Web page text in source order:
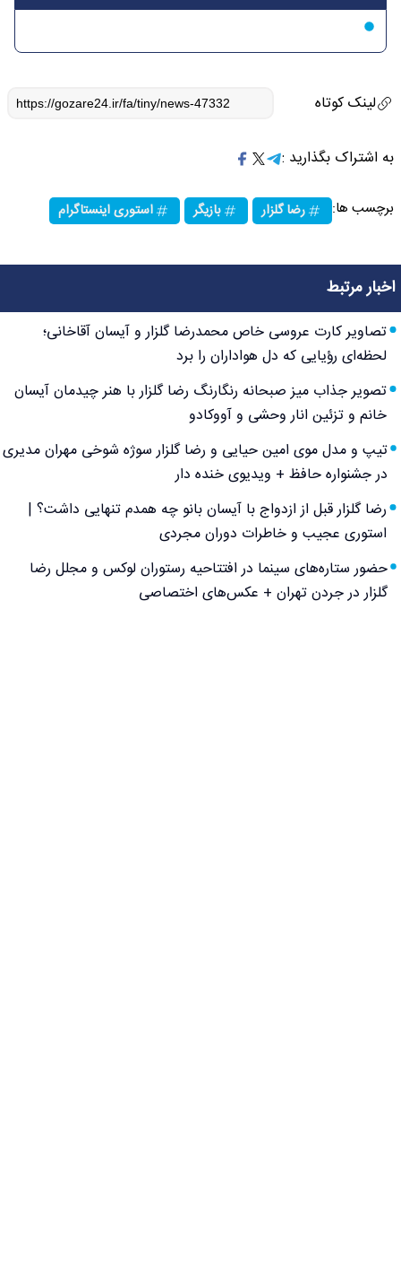
لینک کوتاه
به اشتراک بگذارید :
برچسب ها: رضا گلزار بازیگر استوری اینستاگرام
اخبار مرتبط
تصاویر کارت عروسی خاص محمدرضا گلزار و آیسان آقاخانی؛
لحظه‌ای رؤیایی که دل هواداران را برد
تصویر جذاب میز صبحانه رنگارنگ رضا گلزار با هنر چیدمان آیسان
خانم و تزئین انار وحشی و آووکادو
تیپ و مدل موی امین حیایی و رضا گلزار سوژه شوخی مهران مدیری
در جشنواره حافظ + ویدیوی خنده دار
رضا گلزار قبل از ازدواج با آیسان بانو چه همدم تنهایی داشت؟ |
استوری عجیب و خاطرات دوران مجردی
حضور ستاره‌های سینما در افتتاحیه رستوران لوکس و مجلل رضا
گلزار در جردن تهران + عکس‌های اختصاصی